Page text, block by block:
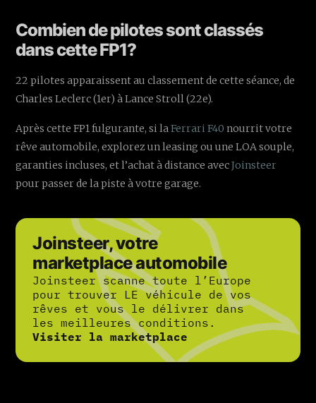
Combien de pilotes sont classés
dans cette FP1?
22 pilotes apparaissent au classement de cette séance, de
Charles Leclerc (1er) à Lance Stroll (22e).
Après cette FP1 fulgurante, si laFerrari F40 nourrit votre
rêve automobile, explorez un leasing ou une LOA souple,
garanties incluses, et l’achat à distance avecJoinsteer
pour passer de la piste à votre garage.
Joinsteer, votre
marketplace automobile
Joinsteer scanne toute l’Europe
pour trouver LE véhicule de vos
rêves et vous le délivrer dans
les meilleures conditions.
Visiter la marketplace